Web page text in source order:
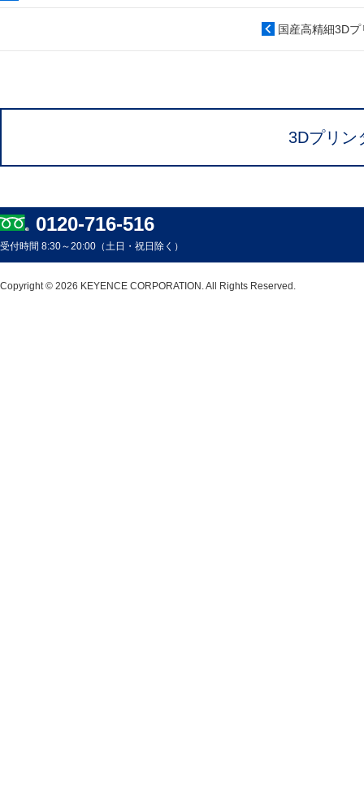
国産高精細3D
3Dプリン
0120-716-516
受付時間 8:30～20:00（土日・祝日除く）
Copyright © 2026 KEYENCE CORPORATION. All Rights Reserved.